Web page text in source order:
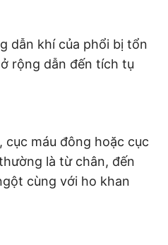
dẫn khí của phổi bị tổn
rộng dẫn đến tích tụ
máu đông hoặc cục
là từ chân, đến
cùng với ho khan